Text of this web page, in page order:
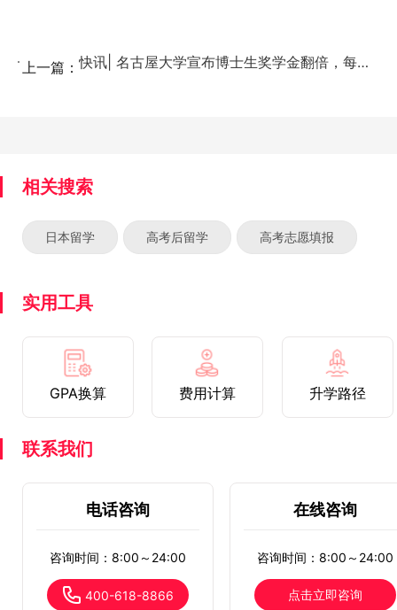
上一篇： 快讯| 名古屋大学宣布博士生奖学金翻倍，每年可达8....
相关搜索
日本留学 高考后留学 高考志愿填报
实用工具
GPA换算 费用计算 升学路径
联系我们
电话咨询
咨询时间：8:00～24:00
400-618-8866
在线咨询
咨询时间：8:00～24:00
点击立即咨询